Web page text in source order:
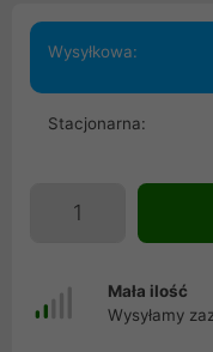
Wysyłkowa:
Stacjonarna:
Mała ilość
Wysyłamy